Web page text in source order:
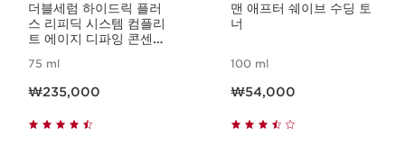
더블세럼 하이드릭 플러
스 리피딕 시스템 컴플리
트 에이지 디파잉 콘센트
75 ml
₩235,000
맨 애프터 쉐이브 수딩 토
너
100 ml
₩54,000